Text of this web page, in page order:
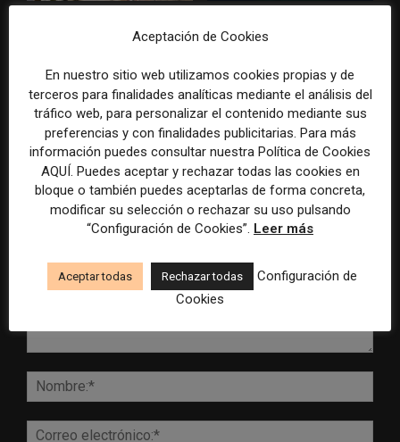
establece un sistema de
inteligencia artificial
especial para la mejor
Mundial 2026
DEJA UNA RESPUESTA
Aceptación de Cookies
En nuestro sitio web utilizamos cookies propias y de
terceros para finalidades analíticas mediante el análisis del
tráfico web, para personalizar el contenido mediante sus
preferencias y con finalidades publicitarias. Para más
información puedes consultar nuestra Política de Cookies
AQUÍ. Puedes aceptar y rechazar todas las cookies en
bloque o también puedes aceptarlas de forma concreta,
modificar su selección o rechazar su uso pulsando
“Configuración de Cookies”. Leer más
Aceptar todas Rechazar todas
Configuración de
Cookies